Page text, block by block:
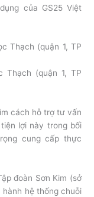
của GS25 Việt
Thạch (quận 1, TP
cách hỗ trợ tư vấn
lợi này trong bối
cung cấp thực
đoàn Sơn Kim (sở
hành hệ thống chuỗi